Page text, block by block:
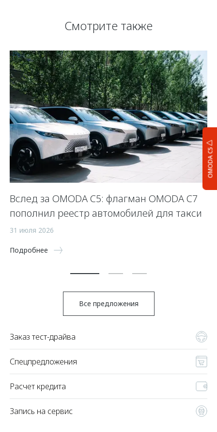
OMODA C5
Смотрите также
Вслед за OMODA C5: флагман OMODA C7
пополнил реестр автомобилей для такси
31 июля 2026
Подробнее
Все предложения
Заказ тест-драйва
Спецпредложения
Расчет кредита
Запись на сервис